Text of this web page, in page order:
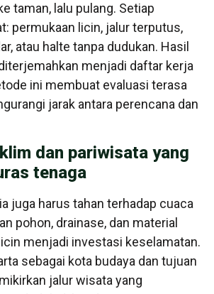
taman, lalu pulang. Setiap
permukaan licin, jalur terputus,
atau halte tanpa dudukan. Hasil
menjadi daftar kerja
ini membuat evaluasi terasa
jarak antara perencana dan
dan pariwisata yang
tenaga
juga harus tahan terhadap cuaca
pohon, drainase, dan material
menjadi investasi keselamatan.
sebagai kota budaya dan tujuan
jalur wisata yang